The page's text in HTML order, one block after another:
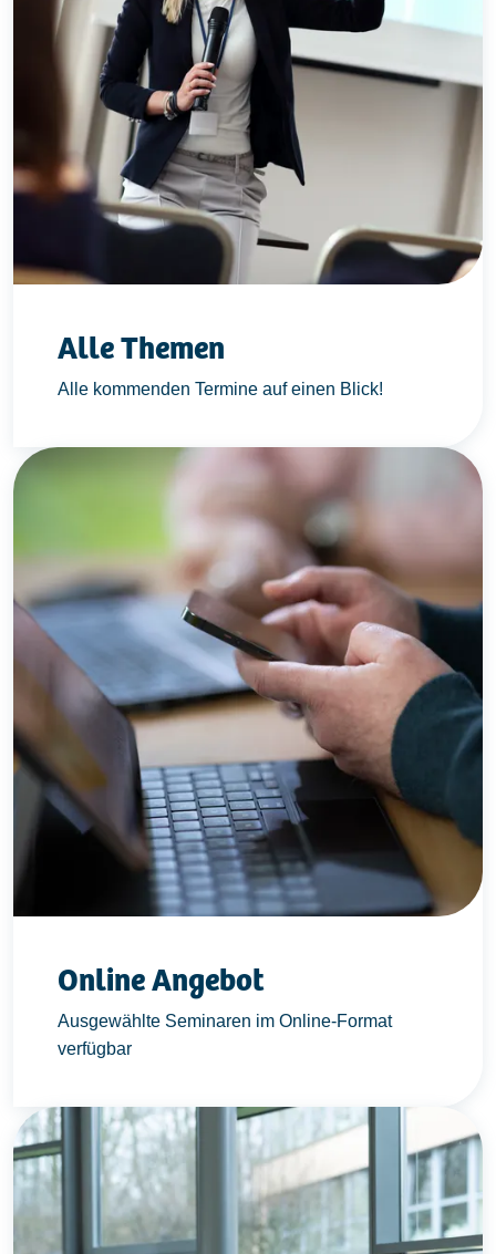
Alle Themen
Alle kommenden Termine auf einen Blick!
Online Angebot
Ausgewählte Seminaren im Online-Format
verfügbar